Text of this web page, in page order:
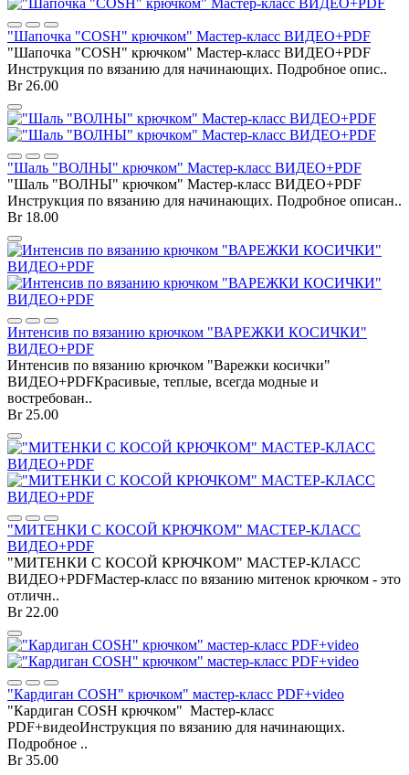
"Шапочка "COSH" крючком" Мастер-класс ВИДЕО+PDF
"Шапочка "COSH" крючком" Мастер-класс ВИДЕО+PDF
Инструкция по вязанию для начинающих. Подробное опис..
Br 26.00
"Шаль "ВОЛНЫ" крючком" Мастер-класс ВИДЕО+PDF
"Шаль "ВОЛНЫ" крючком" Мастер-класс ВИДЕО+PDF
Инструкция по вязанию для начинающих. Подробное описан..
Br 18.00
Интенсив по вязанию крючком "ВАРЕЖКИ КОСИЧКИ"
ВИДЕО+PDF
Интенсив по вязанию крючком "Варежки косички"
ВИДЕО+PDFКрасивые, теплые, всегда модные и
востребован..
Br 25.00
"МИТЕНКИ С КОСОЙ КРЮЧКОМ" МАСТЕР-КЛАСС
ВИДЕО+PDF
"МИТЕНКИ С КОСОЙ КРЮЧКОМ" МАСТЕР-КЛАСС
ВИДЕО+PDFМастер-класс по вязанию митенок крючком - это
отличн..
Br 22.00
"Кардиган COSH" крючком" мастер-класс PDF+video
"Кардиган COSH крючком" Мастер-класс
PDF+видеоИнструкция по вязанию для начинающих.
Подробное ..
Br 35.00